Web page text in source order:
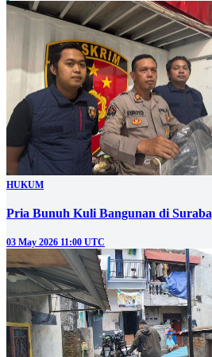
HUKUM
Pria Bunuh Kuli Bangunan di
03 May 2026 11:00 UTC